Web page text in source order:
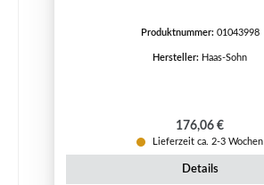
Produktnummer: 01043998
Hersteller: Haas-Sohn
Regulärer Preis:
176,06 €
Lieferzeit ca. 2-3 Wochen
Details